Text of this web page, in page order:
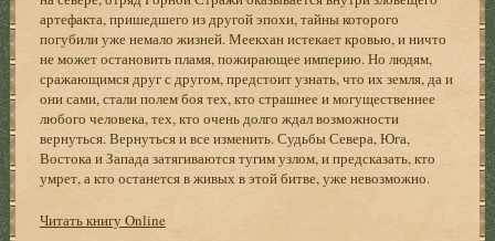
артефакта, пришедшего из другой эпохи, тайны которого
погубили уже немало жизней. Меекхан истекает кровью, и ничто
не может остановить пламя, пожирающее империю. Но людям,
сражающимся друг с другом, предстоит узнать, что их земля, да и
они сами, стали полем боя тех, кто страшнее и могущественнее
любого человека, тех, кто очень долго ждал возможности
вернуться. Вернуться и все изменить. Судьбы Севера, Юга,
Востока и Запада затягиваются тугим узлом, и предсказать, кто
умрет, а кто останется в живых в этой битве, уже невозможно.
Читать книгу Online